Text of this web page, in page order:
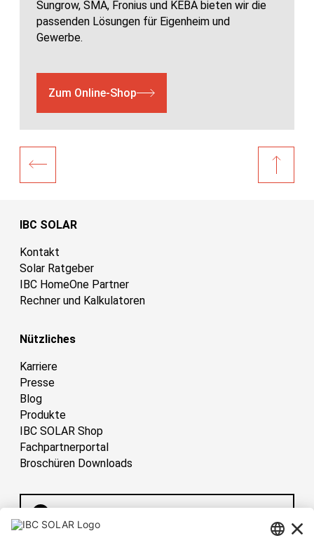
Sungrow, SMA, Fronius und KEBA bieten wir die
passenden Lösungen für Eigenheim und
Gewerbe.
Zum Online-Shop
IBC SOLAR
Kontakt
Solar Ratgeber
IBC HomeOne Partner
Rechner und Kalkulatoren
Nützliches
Karriere
Presse
Blog
Produkte
IBC SOLAR Shop
Fachpartnerportal
Broschüren Downloads